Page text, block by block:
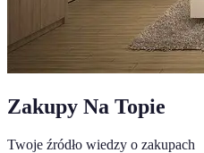
Zakupy Na Topie
Twoje źródło wiedzy o zakupach